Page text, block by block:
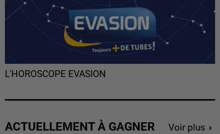
L'HOROSCOPE EVASION
ACTUELLEMENT À GAGNER Voir plus